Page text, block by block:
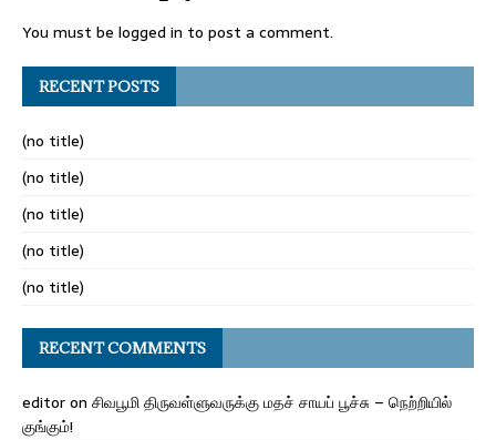
You must be logged in to post a comment.
RECENT POSTS
(no title)
(no title)
(no title)
(no title)
(no title)
RECENT COMMENTS
editoron சிவபூமி திருவள்ளுவருக்கு மதச் சாயப் பூச்சு – நெற்றியில்
குங்கும்!